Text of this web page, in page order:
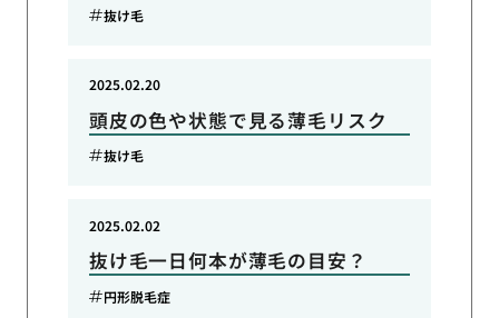
抜け毛
頭皮の色や状態で見る薄毛リスク
2025.02.20
抜け毛
抜け毛一日何本が薄毛の目安？
2025.02.02
円形脱毛症